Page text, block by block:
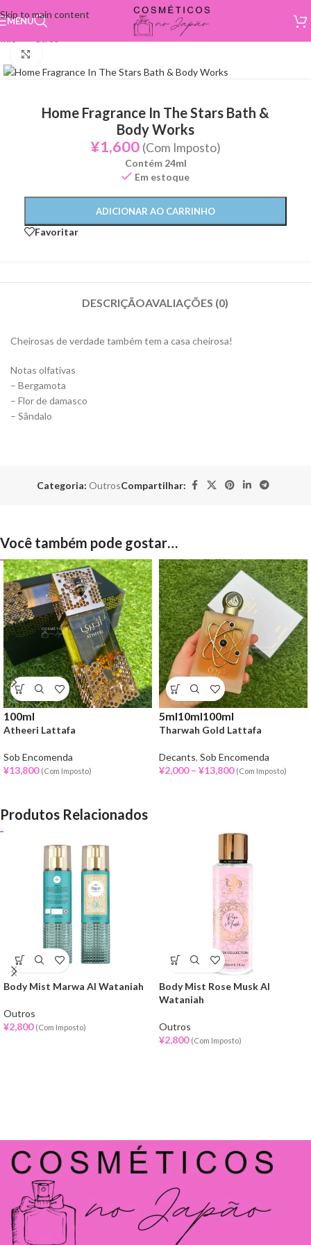
Skip to main content
MENU
Home Fragrance In The Stars Bath &
Body Works
¥1,600 (Com Imposto)
Contém 24ml
Em estoque
ADICIONAR AO CARRINHO
Favoritar
DESCRIÇÃOAVALIAÇÕES (0)
Cheirosas de verdade também tem a casa cheirosa!
Notas olfativas
– Bergamota
– Flor de damasco
– Sândalo
Categoria: OutrosCompartilhar:
Você também pode gostar…
100ml
Atheeri Lattafa
Sob Encomenda
¥13,800 (Com Imposto)
5ml10ml100ml
Tharwah Gold Lattafa
Decants, Sob Encomenda
¥2,000 – ¥13,800 (Com Imposto)
Produtos Relacionados
Body Mist Marwa Al Wataniah
Outros
¥2,800 (Com Imposto)
Body Mist Rose Musk Al
Wataniah
Outros
¥2,800 (Com Imposto)